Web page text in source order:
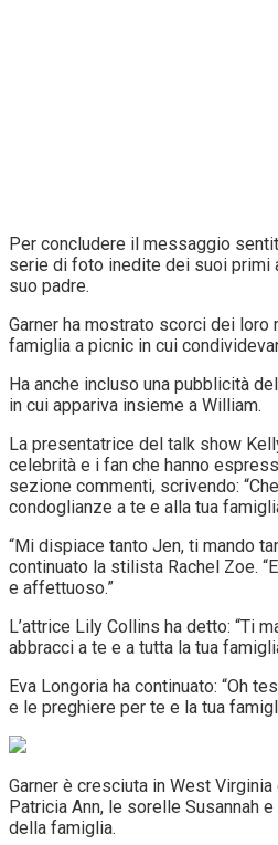
Per concludere il messaggio
serie di foto inedite dei suoi primi
suo padre.
Garner ha mostrato scorci dei
famiglia a picnic in cui
Ha anche incluso una pubblicità
in cui appariva insieme a William.
La presentatrice del talk show
celebrità e i fan che hanno
sezione commenti, scrivendo:
condoglianze a te e alla tua
“Mi dispiace tanto Jen, ti mando
continuato la stilista Rachel Zoe.
e affettuoso.”
L’attrice Lily Collins ha detto: “Ti
abbracci a te e a tutta la tua
Eva Longoria ha continuato: “Oh
e le preghiere per te e la tua
Garner è cresciuta in West
Patricia Ann, le sorelle Susannah
della famiglia.